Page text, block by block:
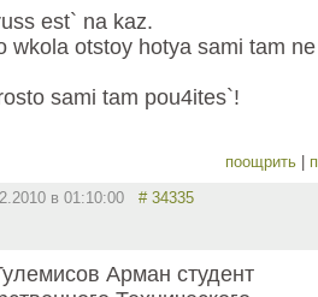
est` na kaz.
wkola otstoy hotya sami tam ne
sami tam pou4ites`!
поощрить
в 01:10:00 # 34335
Арман студент